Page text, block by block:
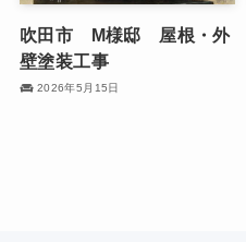
吹田市 M様邸 屋根・外
壁塗装工事
2026年5月15日